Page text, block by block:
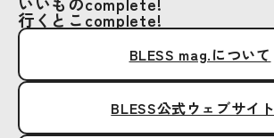
行くとこcomplete!
BLESS mag.について
BLESS公式ウェブサイト